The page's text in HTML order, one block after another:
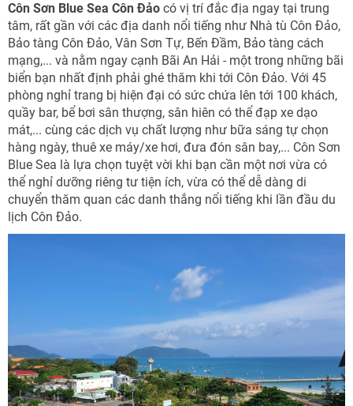
Côn Sơn Blue Sea Côn Đảo có vị trí đắc địa ngay tại trung
tâm, rất gần với các địa danh nổi tiếng như Nhà tù Côn Đảo,
Bảo tàng Côn Đảo, Vân Sơn Tự, Bến Đầm, Bảo tàng cách
mạng,... và nằm ngay cạnh Bãi An Hải - một trong những bãi
biển bạn nhất định phải ghé thăm khi tới Côn Đảo. Với 45
phòng nghỉ trang bị hiện đại có sức chứa lên tới 100 khách,
quầy bar, bể bơi sân thượng, sân hiên có thể đạp xe dạo
mát,... cùng các dịch vụ chất lượng như bữa sáng tự chọn
hàng ngày, thuê xe máy/xe hơi, đưa đón sân bay,... Côn Sơn
Blue Sea là lựa chọn tuyệt vời khi bạn cần một nơi vừa có
thể nghỉ dưỡng riêng tư tiện ích, vừa có thể dễ dàng di
chuyển thăm quan các danh thắng nổi tiếng khi lần đầu du
lịch Côn Đảo.